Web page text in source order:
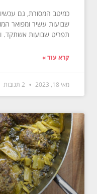
כמיטב המסורת, גם
שבועות עשיר ומפואר
תפריט שבועות אשתקד.
קרא עוד »
מאי 18, 2023